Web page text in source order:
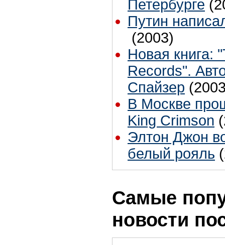
Петербурге
Путин
(2003)
Новая книга:
Records".
Спайзер
В Москве
King Crimson
Элтон Джон
белый рояль
Самые
новости